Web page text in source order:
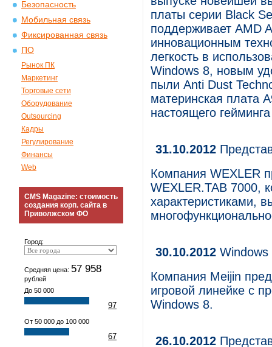
Безопасность
Мобильная связь
Фиксированная связь
ПО
Рынок ПК
Маркетинг
Торговые сети
Оборудование
Outsourcing
Кадры
Регулирование
Финансы
Web
CMS Magazine: стоимость
создания корп. сайта в
Приволжском ФО
Город:
Средняя цена: 57 958
рублей
До 50 000
97
От 50 000 до 100 000
67
платы серии Black
поддерживает AMD
инновационным
легкость в
Windows 8, новым
пыли Anti Dust
материнская плата
настоящего
31.10.2012
Компания WEXLER
WEXLER.TAB 7000,
характеристиками,
30.10.2012
Компания Meijin
игровой линейке с
Windows 8.
26.10.2012